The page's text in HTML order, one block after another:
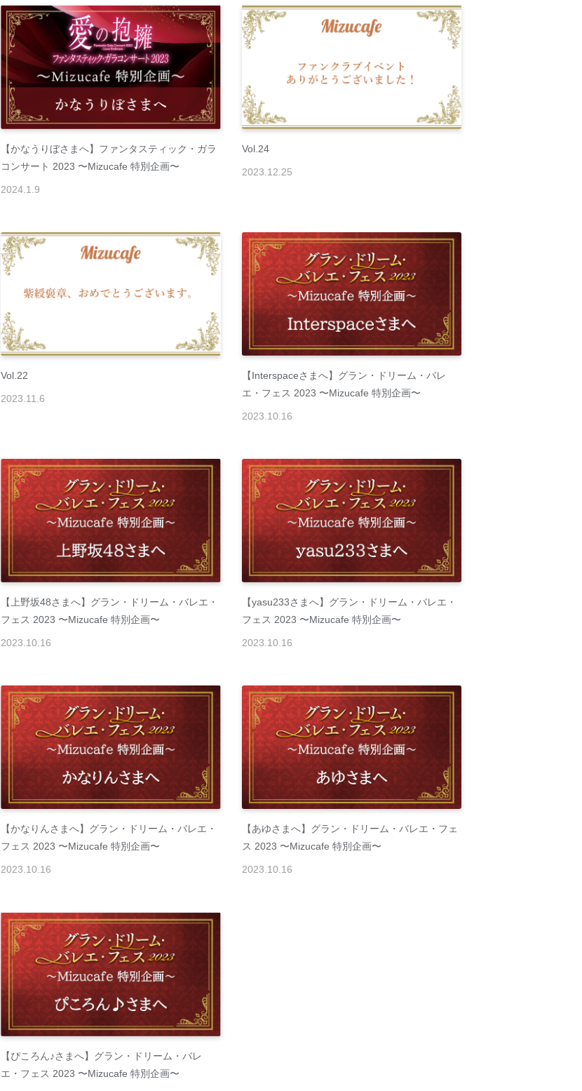
【かなうりぼさまへ】ファンタスティック・ガラ
コンサート 2023 〜Mizucafe 特別企画〜
2024 1 .9
Vol.24
2023 12 25
Vol.22
2023 11 .6
【Interspaceさまへ】グラン・ドリーム・バレ
エ・フェス 2023 〜Mizucafe 特別企画〜
2023 10 16
【上野坂48さまへ】グラン・ドリーム・バレエ・
フェス 2023 〜Mizucafe 特別企画〜
2023 10 16
【yasu233さまへ】グラン・ドリーム・バレエ・
フェス 2023 〜Mizucafe 特別企画〜
2023 10 16
【かなりんさまへ】グラン・ドリーム・バレエ・
フェス 2023 〜Mizucafe 特別企画〜
2023.10.16
【あゆさまへ】グラン・ドリーム・バレエ・フェ
ス 2023 〜Mizucafe 特別企画〜
2023.10.16
【ぴころん♪さまへ】グラン・ドリーム・バレ
エ・フェス 2023 〜Mizucafe 特別企画〜